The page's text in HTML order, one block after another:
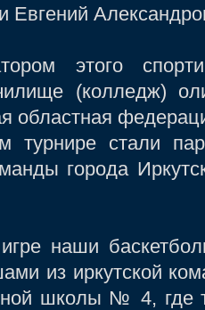
Евгений
этого
(колледж)
областная
турнире стали
города
наши
из иркутской
школы № 4, где